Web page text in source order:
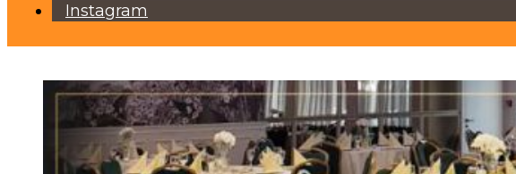
Instagram